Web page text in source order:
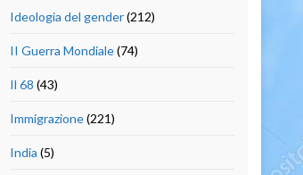
Ideologia del gender(212)
II Guerra Mondiale(74)
Il 68 (43)
Immigrazione(221)
India (5)